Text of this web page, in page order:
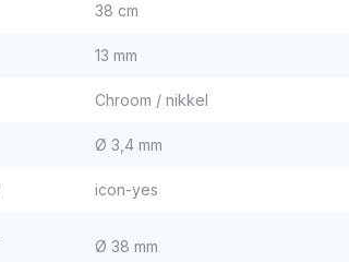
38 cm
13 mm
Chroom / nikkel
Ø 3,4 mm
icon-yes
Ø 38 mm